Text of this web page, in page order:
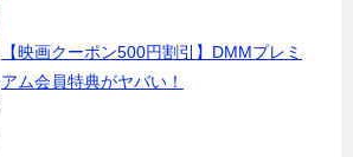
【映画クーポン500円割引】DMMプレミ
アム会員特典がヤバい！